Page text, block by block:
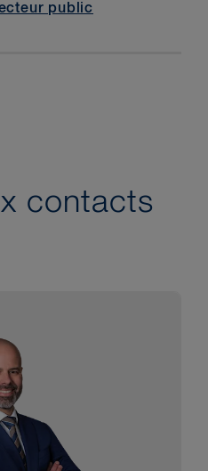
public
contacts